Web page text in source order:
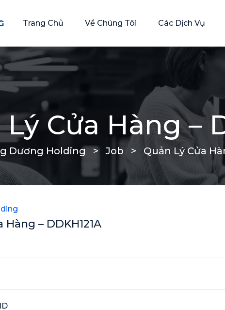
Trang Chủ Về Chúng Tôi Các Dịch Vụ
Cửa Hàng –
Dương Holding > Job > Quản Lý Cửa
Hàng – DDKH121A